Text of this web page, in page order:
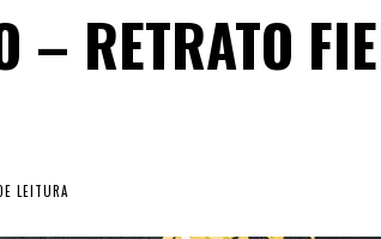
– RETRATO
LEITURA